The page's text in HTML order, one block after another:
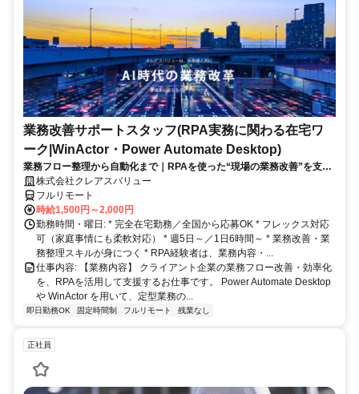
業務改善サポートスタッフ(RPA実務に関わる在宅ワ
ーク|WinActor・Power Automate Desktop)
業務フロー整理から自動化まで｜RPAを使った“現場の業務改善”を支え
る在宅ワーク｜週5日・1日6時間～
株式会社クレアスバリュー
フルリモート
時給1,500円～2,000円
勤務時間・曜日: * 完全在宅勤務／全国から応募OK * フレックス対応
可（家庭事情にも柔軟対応） * 週5日～／1日6時間～ * 業務改善・業
務整理スキルが身につく * RPA経験者は、業務内容・...
仕事内容: 【業務内容】 クライアント企業の業務フロー改善・効率化
を、RPAを活用して支援するお仕事です。 Power Automate Desktop
や WinActor を用いて、定型業務の...
即日勤務OK 固定時間制 フルリモート 残業なし
正社員